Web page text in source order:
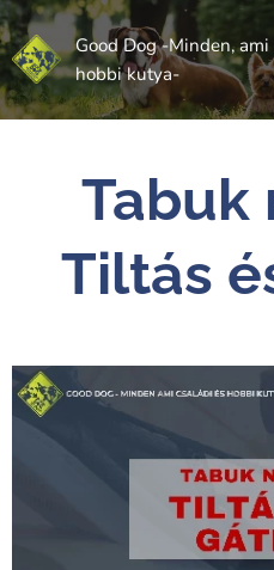
Good Dog -Minden,
hobbi kutya-
Tabuk
Tiltás